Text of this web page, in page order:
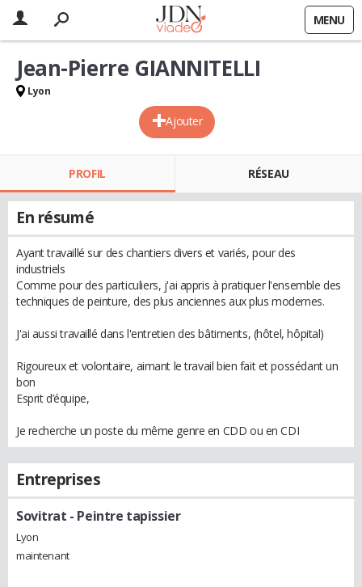
MENU
Ajouter
Jean-Pierre GIANNITELLI
Lyon
PROFIL RÉSEAU
En résumé
Ayant travaillé sur des chantiers divers et variés, pour des
industriels
Comme pour des particuliers, j'ai appris à pratiquer l'ensemble des
techniques de peinture, des plus anciennes aux plus modernes.
J'ai aussi travaillé dans l'entretien des bâtiments, (hôtel, hôpital)
Rigoureux et volontaire, aimant le travail bien fait et possédant un
bon
Esprit d’équipe,
Je recherche un poste du même genre en CDD ou en CDI
Entreprises
Sovitrat - Peintre tapissier
Lyon
maintenant